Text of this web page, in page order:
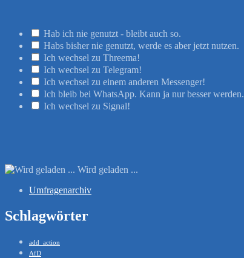
Hab ich nie genutzt - bleibt auch so.
Habs bisher nie genutzt, werde es aber jetzt nutzen.
Ich wechsel zu Threema!
Ich wechsel zu Telegram!
Ich wechsel zu einem anderen Messenger!
Ich bleib bei WhatsApp. Kann ja nur besser werden.
Ich wechsel zu Signal!
Wird geladen ...
Umfragenarchiv
Schlagwörter
add_action
AfD